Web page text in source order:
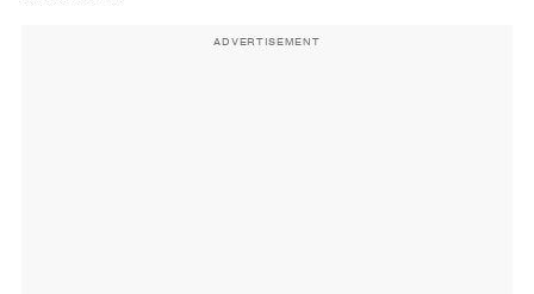
ADVERTISEMENT